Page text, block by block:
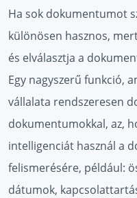
Ha sok dokumentumot
különösen hasznos,
és elválasztja a
Egy nagyszerű funkció,
vállalata rendszeresen
dokumentumokkal, az,
intelligenciát használ a
felismerésére, például:
dátumok,